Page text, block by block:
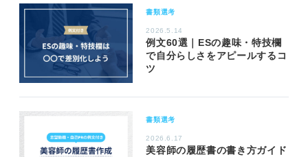
書類選考
2026.5.14
例文60選｜ESの趣味・特技欄
で自分らしさをアピールするコ
ツ
書類選考
2026.6.17
美容師の履歴書の書き方ガイド